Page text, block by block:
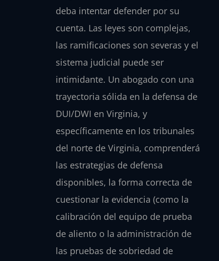
deba intentar defender por su
cuenta. Las leyes son complejas,
las ramificaciones son severas y el
sistema judicial puede ser
intimidante. Un abogado con una
trayectoria sólida en la defensa de
DUI/DWI en Virginia, y
específicamente en los tribunales
del norte de Virginia, comprenderá
las estrategias de defensa
disponibles, la forma correcta de
cuestionar la evidencia (como la
calibración del equipo de prueba
de aliento o la administración de
las pruebas de sobriedad de